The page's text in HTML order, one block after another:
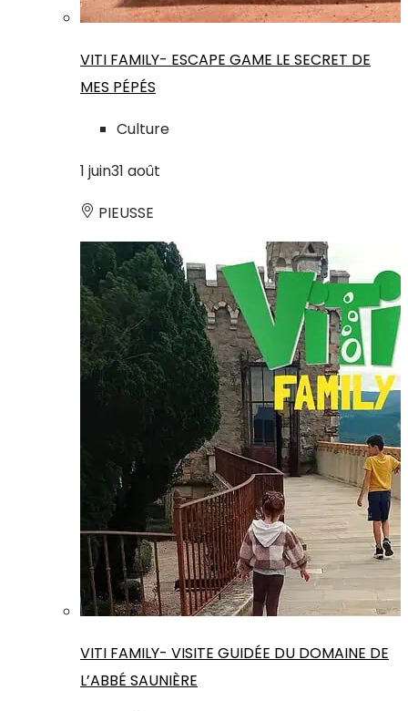
VITI FAMILY- ESCAPE GAME LE SECRET DE
MES PÉPÉS
Culture
1 juin31 août
PIEUSSE
VITI FAMILY- VISITE GUIDÉE DU DOMAINE DE
L’ABBÉ SAUNIÈRE